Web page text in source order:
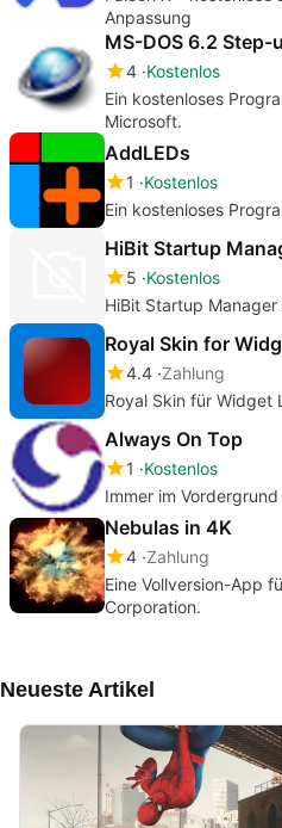
Anpassung
MS-DOS 6.2 Step-
4 Kostenlos
Ein kostenloses
Microsoft.
AddLEDs
1
Kostenlos
Ein kostenloses
HiBit Startup
5 Kostenlos
HiBit Startup
Royal Skin for
4.4 Zahlung
Royal Skin für Widget
Always On Top
1
Kostenlos
Immer im
Nebulas in 4K
4 Zahlung
Eine Vollversion-App
Corporation.
Neueste Artikel